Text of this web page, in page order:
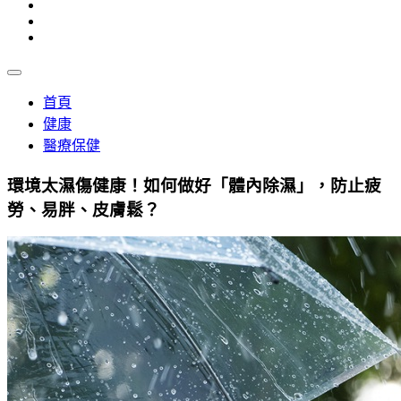
首頁
健康
醫療保健
環境太濕傷健康！如何做好「體內除濕」，防止疲
勞、易胖、皮膚鬆？